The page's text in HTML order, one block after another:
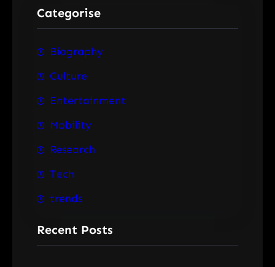
Categorise
Biography
Culture
Entertainment
Mobility
Research
Tech
trends
Recent Posts